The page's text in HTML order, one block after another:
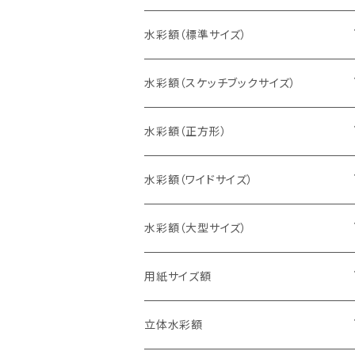
水彩額（標準サイズ）
インチ判（203×254ミリ）
八切判（242×303ミリ）
太子判（288×379ミリ）
四切判（348×424ミリ）
大衣判（394×509ミリ）
半切判（424×545ミリ）
水彩額（スケッチブックサイズ）
スケッチ4Ｆ（352×443ミリ）
スケッチ6Ｆ（458×550ミリ）
スケッチ8Ｆ（520×595ミリ）
スケッチ10Ｆ（595×670ミリ）
水彩額（正方形）
10cm正方形（100×100ミリ）
15cm正方形（150×150ミリ）
20cm正方形（200×200ミリ）
25cm正方形（250×250ミリ）
水彩額（ワイドサイズ）
15×30cm
20×40cm
25×50cm
水彩額（大型サイズ）
大判（660×850ミリ）
MO判（693×893ミリ）
用紙サイズ額
B5判（182×257ミリ）
立体水彩額